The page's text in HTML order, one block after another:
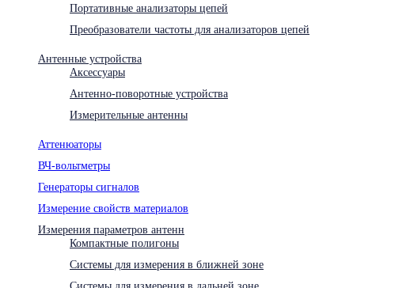
Портативные анализаторы цепей
Преобразователи частоты для анализаторов цепей
Антенные устройства
Аксессуары
Антенно-поворотные устройства
Измерительные антенны
Аттенюаторы
ВЧ-вольтметры
Генераторы сигналов
Измерение свойств материалов
Измерения параметров антенн
Компактные полигоны
Системы для измерения в ближней зоне